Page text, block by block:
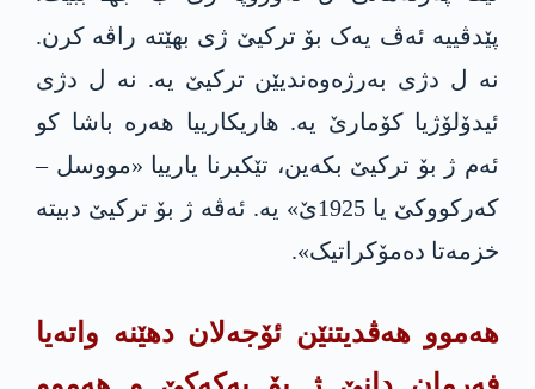
پێدڤییه‌ ئەڤ یەک بۆ ترکیێ ژی بهێته‌ راڤە کرن.
نە ل دژی بەرژەوەندیێن ترکیێ یە. نە ل دژی
ئیدۆلۆژیا کۆمارێ یە. هاریكارییا هەره‌ باشا کو
ئەم ژ بۆ ترکیێ بكه‌ین، تێکبرنا یارییا «مووسل –
کەرکووکێ یا 1925ێ» یه‌. ئەڤه‌ ژ بۆ ترکیێ دبیته‌
خزمەتا دەمۆکراتیک».
هەموو هەڤدیتنێن ئۆجەلان دهێنه‌ واتەیا